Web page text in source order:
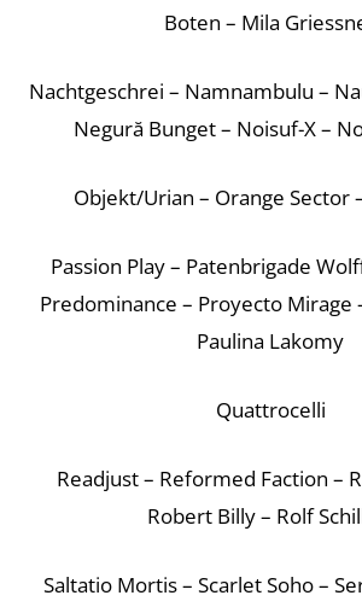
Boten – Mila
Nachtgeschrei – Namnambulu –
Negură Bunget – Noisuf-X –
Objekt/Urian – Orange Sector
Passion Play – Patenbrigade
Predominance – Proyecto Mirage
Paulina Lakomy
Quattrocelli
Readjust – Reformed Faction –
Robert Billy – Rolf
Saltatio Mortis – Scarlet Soho –